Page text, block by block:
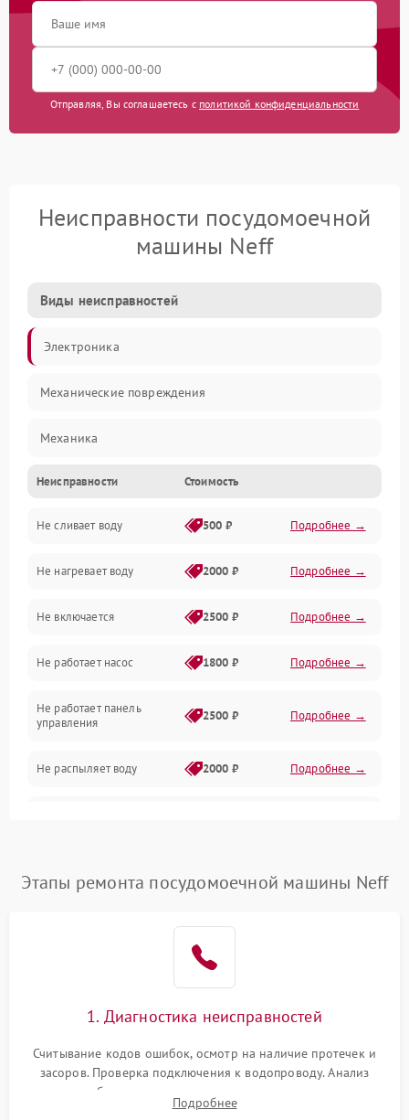
Отправляя, Вы соглашаетесь с политикой конфиденциальности
Неисправности посудомоечной
машины Neff
Виды неисправностей
Электроника
Механические повреждения
Механика
Управление
Электропитание
Датчики
Нагрев
Вода
Гигиена
Программное обеспечение
Неисправности Стоимость
Не сливает воду 500 ₽ Подробнее →
Не нагревает воду 2000 ₽ Подробнее →
Не включается 2500 ₽ Подробнее →
Не работает насос 1800 ₽ Подробнее →
Не работает панель
управления
2500 ₽ Подробнее →
Не распыляет воду 2000 ₽ Подробнее →
воды
1800 ₽ Подробнее →
Проблемы с
Этапы ремонта посудомоечной машины Neff
1. Диагностика неисправностей
Считывание кодов ошибок, осмотр на наличие протечек и
засоров. Проверка подключения к водопроводу. Анализ
жалоб на отсутствие слива, нагрева, вращения
разбрызгивателей или срабатывание системы защиты
Подробнее